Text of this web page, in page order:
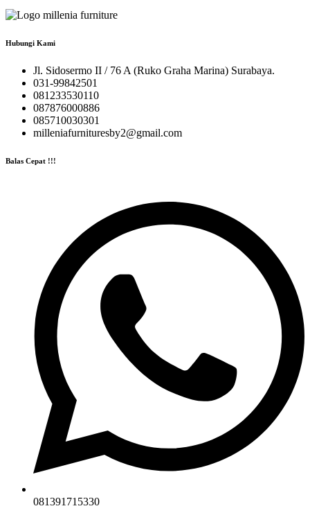
Hubungi Kami
Jl. Sidosermo II / 76 A (Ruko Graha Marina) Surabaya.
031-99842501
081233530110
087876000886
085710030301
milleniafurnituresby2@gmail.com
Balas Cepat !!!
081391715330